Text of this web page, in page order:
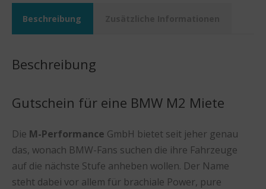
Beschreibung
Beschreibung
Gutschein für eine BMW M2 Miete
Die M-Performance GmbH bietet seit jeher genau
das, wonach BMW-Fans suchen die ihre Fahrzeuge
auf die nächste Stufe anheben wollen. Der Name
steht dabei vor allem für brachiale Power, pure